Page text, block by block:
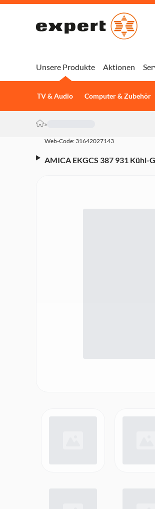
Unsere Produkte
TV & Audio Computer & Zubehör
Aktionen
»
Web-Code: 31642027143
AMICA EKGCS 387 931